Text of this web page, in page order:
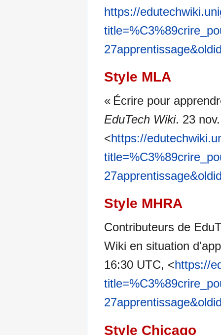
https://
Style MLA
« Écrire pour
EduTech Wiki. 23
<https://
Style MHRA
Contributeurs de
Wiki en situation
16:30 UTC, <https://
Style Chicago